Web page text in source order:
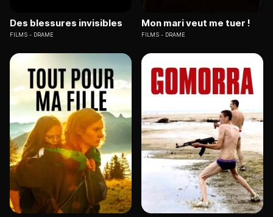
Des blessures invisibles
FILMS DRAME
Mon mari veut me tuer !
FILMS DRAME